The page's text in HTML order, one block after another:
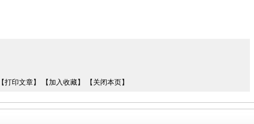
【打印文章】
【加入收藏】 【关闭本页】